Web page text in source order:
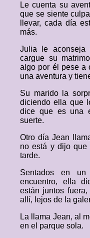
Le cuenta su
que se siente
llevar, cada día
más.
Julia le
cargue su
algo por él pese a
una aventura y
Su marido la
diciendo ella que
dice que es una
suerte.
Otro día Jean
no está y dijo que
tarde.
Sentados en
encuentro, ella
están juntos
allí, lejos de la
La llama Jean, al
en el parque sola.